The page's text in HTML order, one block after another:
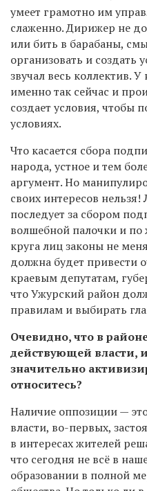
умеет грамотно им
слаженно. Дирижер не
или бить в барабаны,
организовать и создать
звучал весь коллектив.
именно так сейчас и
создает условия, чтобы
условиях.
Что касается сбора
народа, устное и тем
аргумент. Но
своих интересов
последует за сбором
волшебной палочки и
круга лиц законы не
должна будет привести
краевым депутатам,
что Ужурский район
правилам и выбирать
Очевидно, что в
действующей власти,
значительно
относитесь?
Наличие оппозиции —
власти, во-первых,
в интересах жителей
что сегодня не всё в
образовании в полной